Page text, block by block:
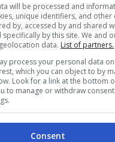
salverà
sarà rintracciabile
dello smartphone o
specificata sul
se si invia uno
will be processed and
unique identifiers, and other
by, accessed by and shared
by this site. We and
data. List of partners.
process your personal data
which you can object to by
Look for a link at the bottom
to manage or withdraw
Consent